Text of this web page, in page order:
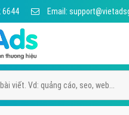
6644 Email: